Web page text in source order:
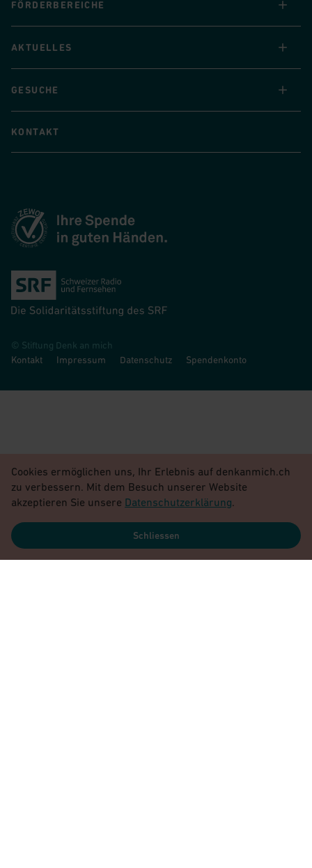
FÖRDERBEREICHE
AKTUELLES
GESUCHE
KONTAKT
© Stiftung Denk an mich
Kontakt
Impressum Datenschutz Spendenkonto
Cookies ermöglichen uns, Ihr Erlebnis auf denkanmich.ch
zu verbessern. Mit dem Besuch unserer Website
akzeptieren Sie unsere Datenschutzerklärung.
Schliessen